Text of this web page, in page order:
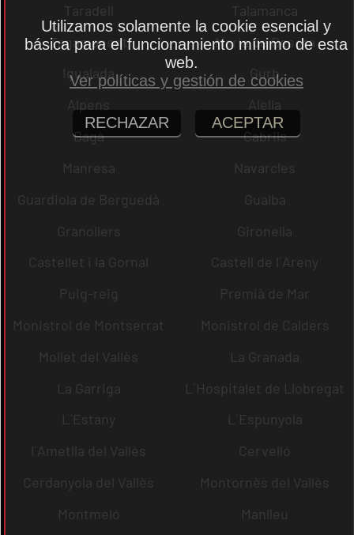
Taradell
Talamanca
Tagamanent
Maria de Besora
Igualada
Gurb
Alpens
Alella
Bagà
Cabrils
Manresa
Navarcles
Guardiola de Berguedà
Gualba
Granollers
Gironella
Castellet i la Gornal
Castell de l´Areny
Puig-reig
Premià de Mar
Monistrol de Montserrat
Monistrol de Calders
Mollet del Vallès
La Granada
La Garriga
L´Hospitalet de Llobregat
L´Estany
L´Espunyola
l´Ametlla del Vallès
Cervelló
Cerdanyola del Vallès
Montornès del Vallès
Montmeló
Manlleu
Utilizamos solamente la cookie esencial y
básica para el funcionamiento mínimo de esta
web.
Ver políticas y gestión de cookies
RECHAZAR ACEPTAR